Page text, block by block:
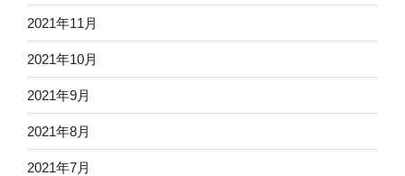
2021年11月
2021年10月
2021年9月
2021年8月
2021年7月